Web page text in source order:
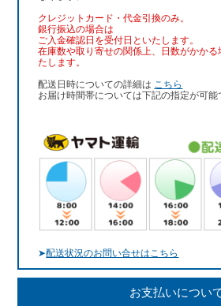
クレジットカード・代金引換のみ。
銀行振込の場合は
ご入金確認日を受付日といたします。
在庫数や取り寄せの関係上、日数がかか
たします。
配送日時についての詳細は こちら
お届け時間帯については下記の指定が可能
➤配送状況のお問い合せはこちら
お支払いについ